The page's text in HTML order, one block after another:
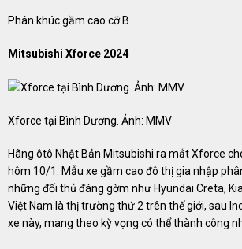
Phân khúc gầm cao cỡ B
Mitsubishi Xforce 2024
Xforce tại Bình Dương. Ảnh: MMV
Hãng ôtô Nhật Bản Mitsubishi ra mắt Xforce
hôm 10/1. Mẫu xe gầm cao đô thị gia nhập
những đối thủ đáng gờm như Hyundai Creta,
Việt Nam là thị trường thứ 2 trên thế giới, sau
xe này, mang theo kỳ vọng có thể thành công